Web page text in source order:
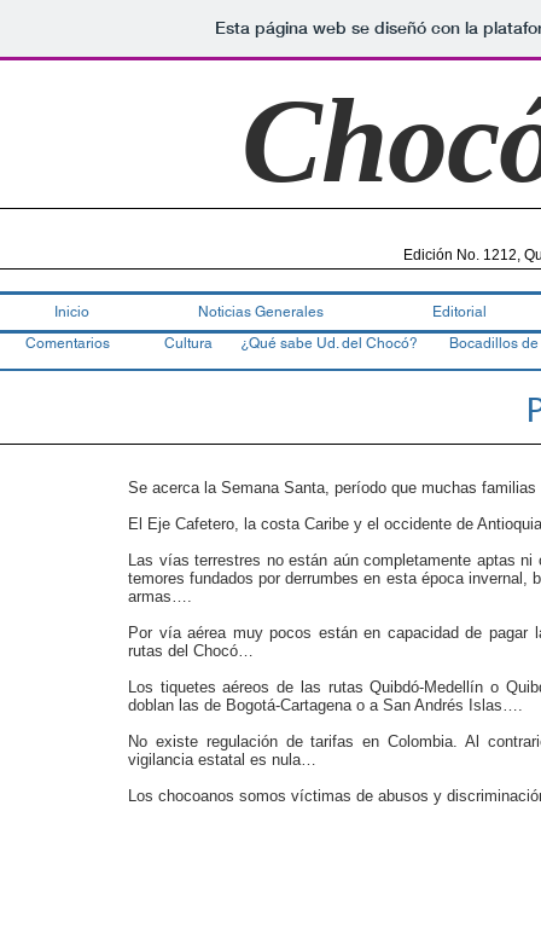
Esta página web se diseñó con la
Edición No. 1212,
Inicio Noticias Generales
Editorial
Comentarios
Cultura ¿Qué sabe Ud. del Chocó? Bocadillos
Se acerca la Semana Santa, período que muchas
El Eje Cafetero, la costa Caribe y el occidente de
Las vías terrestres no están aún completamente aptas
temores fun­dados por derrumbes en esta época invernal,
armas….
Por vía aérea muy pocos están en capacidad de
rutas del Chocó…
Los tiquetes aéreos de las rutas Quibdó-Medellín o
doblan las de Bogotá-Cartagena o a San Andrés Islas….
No existe regulación de ta­rifas en Colombia. Al
vigilancia es­tatal es nula…
Los chocoanos somos víc­timas de abusos y